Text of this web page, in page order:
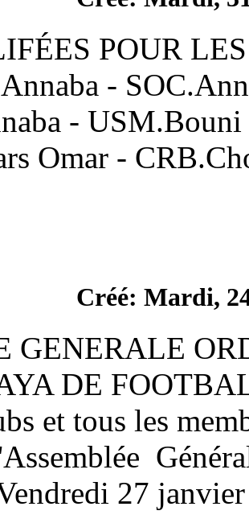
: -
- NS.Annaba -
US.Mars
DE WILAYA
de clubs et
que
fixée le